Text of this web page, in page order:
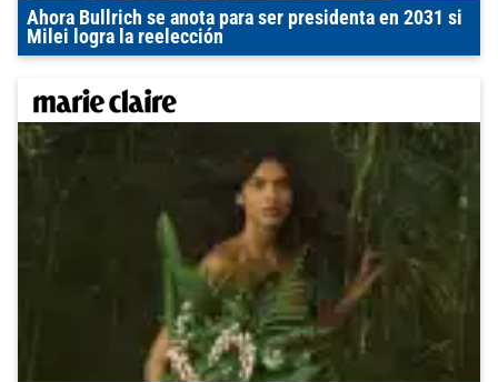
Ahora Bullrich se anota para ser presidenta en 2031 si
Milei logra la reelección